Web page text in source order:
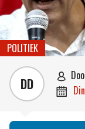
POLITIEK
DD 
